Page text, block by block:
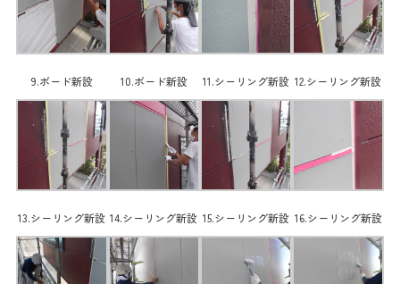
9.ボード新設 10.ボード新設 11.シーリング新設 12.シーリング新設
13.シーリング新設 14.シーリング新設 15.シーリング新設 16.シーリング新設